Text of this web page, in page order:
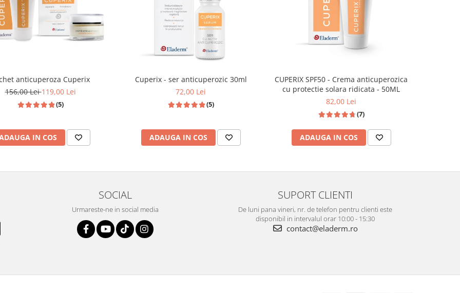
inainte de a seta o serie
articolul
Construirea unei
produsele dedicate acestei
vizibilitatea. Cuperix se
extern responsabil de
actiune asupra fragilitatii
cu protectie solara ridicata.
anticuperoza Cuperix
156,00 Lei119,00 Lei
(5)
IN COS
Cuperix - ser anticuperozic 30ml
72,00 Lei
(5)
ADAUGA IN COS
CUPERIX SPF50 - Crema anticuperozica
cu protectie solara ridicata - 50ML
82,00 Lei
(7)
ADAUGA IN COS
SOCIAL
Urmareste-ne in social media
SUPORT CLIENTI
De luni pana vineri, nr. de telefon pentru clienti este
disponibil in intervalul orar 10:00 - 15:30
contact@eladerm.ro